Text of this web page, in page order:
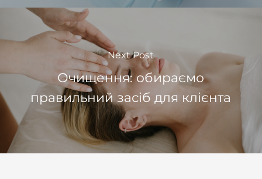
Next Post
Очищення: обираємо
правильний засіб для клієнта